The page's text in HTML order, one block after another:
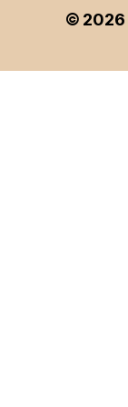
© 2026